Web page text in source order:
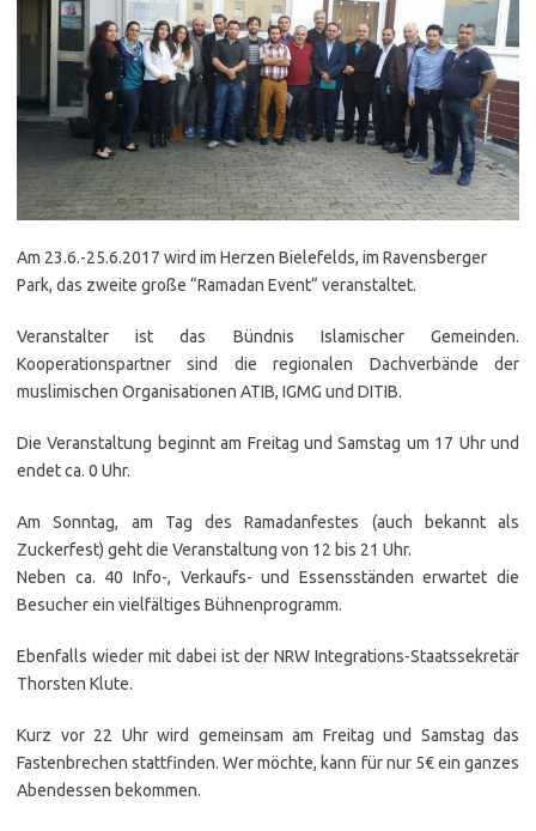
Am 23.6.-25.6.2017 wird im Herzen Bielefelds, im Ravensberger
Park, das zweite große “Ramadan Event“ veranstaltet.
Veranstalter ist das Bündnis Islamischer Gemeinden.
Kooperationspartner sind die regionalen Dachverbände der
muslimischen Organisationen ATIB, IGMG und DITIB.
Die Veranstaltung beginnt am Freitag und Samstag um 17 Uhr und
endet ca. 0 Uhr.
Am Sonntag, am Tag des Ramadanfestes (auch bekannt als
Zuckerfest) geht die Veranstaltung von 12 bis 21 Uhr.
Neben ca. 40 Info-, Verkaufs- und Essensständen erwartet die
Besucher ein vielfältiges Bühnenprogramm.
Ebenfalls wieder mit dabei ist der NRW Integrations-Staatssekretär
Thorsten Klute.
Kurz vor 22 Uhr wird gemeinsam am Freitag und Samstag das
Fastenbrechen stattfinden. Wer möchte, kann für nur 5€ ein ganzes
Abendessen bekommen.